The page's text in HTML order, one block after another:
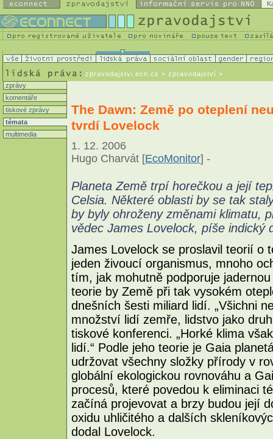
zpravodajstvi.ecn.cz > zpravodajství >
zprávy
komentáře
tiskové zprávy
témata
multimedia
The Dawn: Země po oteplení
tvrdí Lovelock
1. 12. 2006
Hugo Charvát [EcoMonitor] -
Planeta Země trpí horečkou a její
Celsia. Některé oblasti by se tak
by byly ohroženy změnami klimatu,
vědec James Lovelock, píše indický
James Lovelock se proslavil teorií o
jeden živoucí organismus, mnoho
tím, jak mohutně podporuje
teorie by Země při tak vysokém
dnešních šesti miliard lidí. „Všichni
množství lidí zemře, lidstvo jako
tiskové konferenci. „Horké klima
lidí.“ Podle jeho teorie je Gaia
udržovat všechny složky přírody v
globální ekologickou rovnováhu a
procesů, které povedou k eliminaci
začíná projevovat a brzy budou její
oxidu uhličitého a dalších
dodal Lovelock.